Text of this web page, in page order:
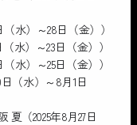
（水）～28日（金））
（水）～23日（金））
（水）～25日（金））
日（水）～8月1日
夏（2025年8月27日